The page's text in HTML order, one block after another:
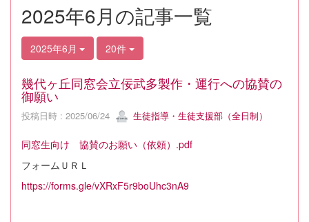
2025年6月の記事一覧
2025年6月 20件
幾代ヶ丘同窓会立佞武多製作・運行への協賛の
御願い
投稿日時 : 2025/06/24 生徒指導・生徒支援部（全日制）
同窓生向け 協賛のお願い（依頼）.pdf
フォームＵＲＬ
https://forms.gle/vXRxF5r9boUhc3nA9